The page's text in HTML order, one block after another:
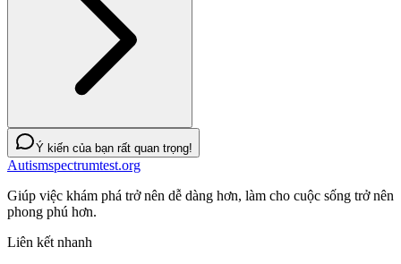
Ý kiến của bạn rất quan trọng!
Autismspectrumtest.org
Giúp việc khám phá trở nên dễ dàng hơn, làm cho cuộc sống trở nên
phong phú hơn.
Liên kết nhanh